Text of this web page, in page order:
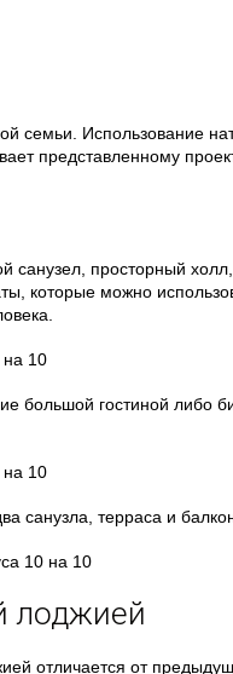
семьи. Использование
представленному
санузел, просторный
которые можно
большой гостиной либо
санузла, терраса и
лоджией
отличается от